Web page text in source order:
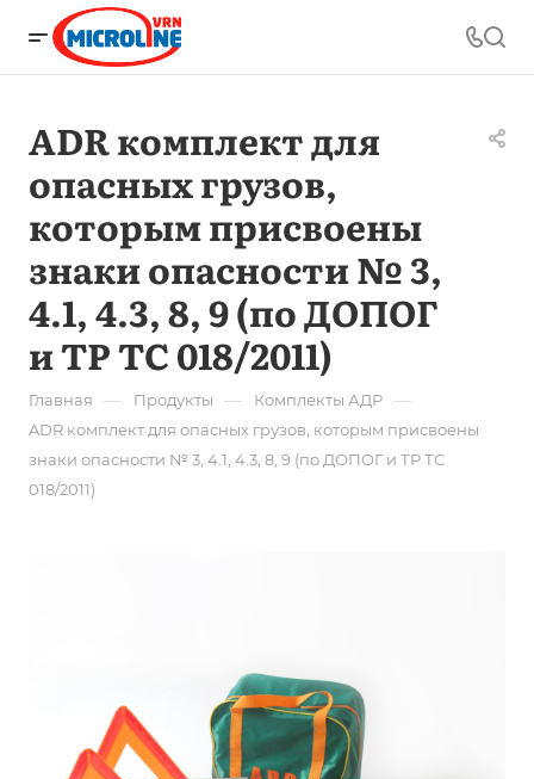
ADR комплект для
опасных грузов,
которым присвоены
знаки опасности № 3,
4.1, 4.3, 8, 9 (по ДОПОГ
и ТР ТС 018/2011)
Главная — Продукты — Комплекты АДР —
ADR комплект для опасных грузов, которым присвоены
знаки опасности № 3, 4.1, 4.3, 8, 9 (по ДОПОГ и ТР ТС
018/2011)